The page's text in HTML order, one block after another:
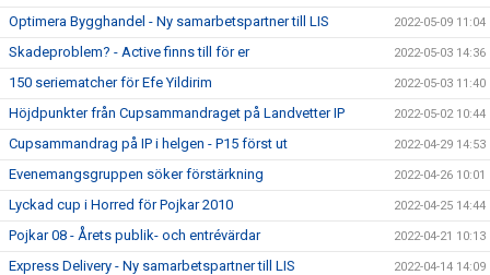
Optimera Bygghandel - Ny samarbetspartner till LIS 2022-05-09 11:04
Skadeproblem? - Active finns till för er 2022-05-03 14:36
150 seriematcher för Efe Yildirim 2022-05-03 11:40
Höjdpunkter från Cupsammandraget på Landvetter IP 2022-05-02 10:44
Cupsammandrag på IP i helgen - P15 först ut 2022-04-29 14:53
Evenemangsgruppen söker förstärkning 2022-04-26 10:01
Lyckad cup i Horred för Pojkar 2010 2022-04-25 14:44
Pojkar 08 - Årets publik- och entrévärdar 2022-04-21 10:13
Express Delivery - Ny samarbetspartner till LIS 2022-04-14 14:09